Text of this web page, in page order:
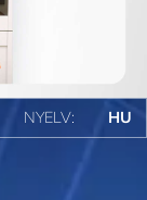
NYELV: HU